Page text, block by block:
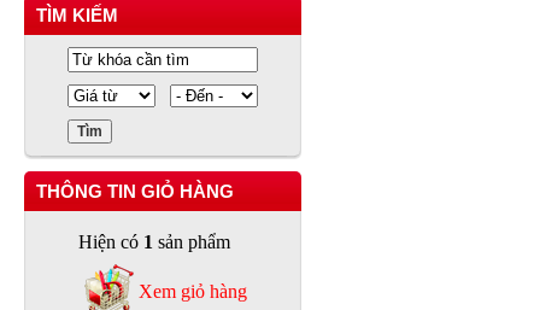
TÌM KIẾM
THÔNG TIN GIỎ HÀNG
Hiện có 1 sản phẩm
Xem giỏ hàng